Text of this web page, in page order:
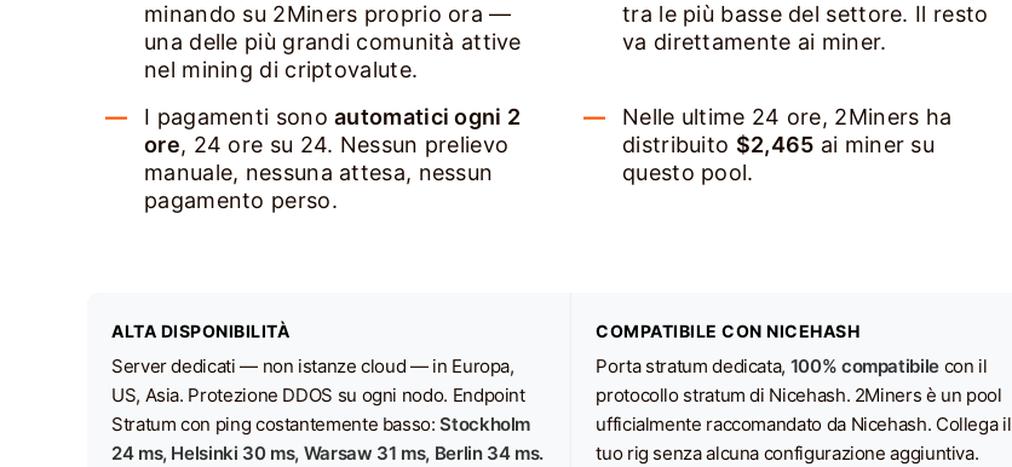
minando su 2Miners proprio ora —
una delle più grandi comunità attive
nel mining di criptovalute.
tra le più basse del settore. Il resto
va direttamente ai miner.
I pagamenti sonoautomatici ogni 2
ore, 24 ore su 24. Nessun prelievo
manuale, nessuna attesa, nessun
pagamento perso.
Nelle ultime 24 ore, 2Miners ha
distribuito $2,465 ai miner su
questo pool.
ALTA DISPONIBILITÀ
Server dedicati — non istanze cloud — in Europa,
US, Asia. Protezione DDOS su ogni nodo. Endpoint
Stratum con ping costantemente basso:Stockholm
24 ms, Helsinki 30 ms, Warsaw 31 ms, Berlin 34 ms.
COMPATIBILE CON NICEHASH
Porta stratum dedicata, 100% compatibilecon il
protocollo stratum di Nicehash. 2Miners è un pool
ufficialmente raccomandato da Nicehash. Collega il
tuo rig senza alcuna configurazione aggiuntiva.